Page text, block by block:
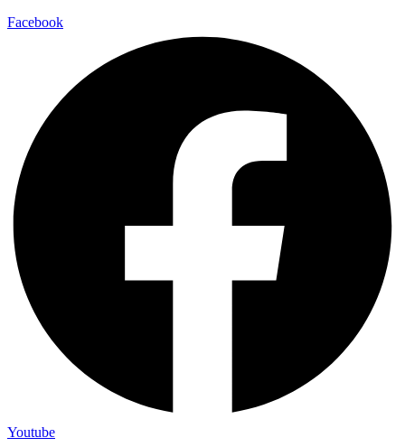
Facebook
Youtube